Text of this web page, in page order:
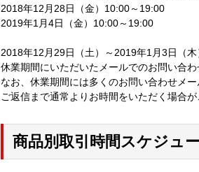
2018年12月28日（金）10:00～19:00
2019年1月4日（金）10:00～19:00
2018年12月29日（土）～2019年1月3日（
休業期間にいただいたメールでのお問い合
なお、休業期間には多くのお問い合わせメ
ご返信まで通常よりお時間をいただく場合
商品別取引時間スケジュ